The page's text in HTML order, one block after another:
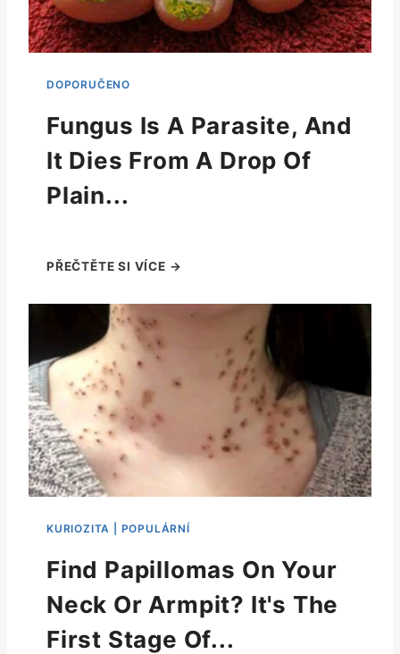
Fungus Is A Parasite, And
It Dies From A Drop Of
Plain...
Find Papillomas On Your
Neck Or Armpit? It's The
First Stage Of...